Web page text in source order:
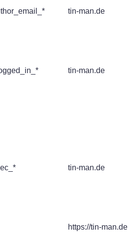
tin-man.de
tin-man.de
tin-man.de
https://tin-man.de